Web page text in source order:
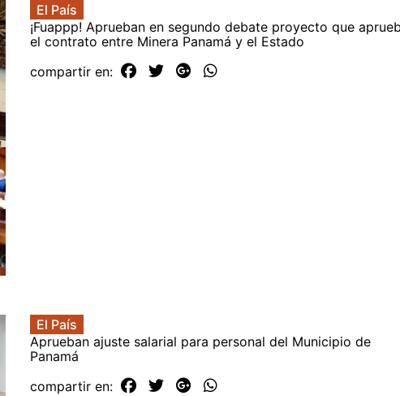
El País
¡Fuappp! Aprueban en segundo debate proyecto que
el contrato entre Minera Panamá y el Estado
compartir en:
El País
Aprueban ajuste salarial para personal del Municipio de
Panamá
compartir en: